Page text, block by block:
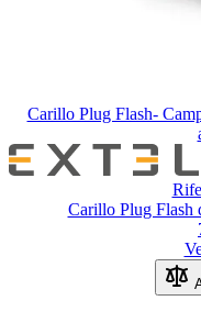
Carillo Plug Flash-
Carillo Plug Flash